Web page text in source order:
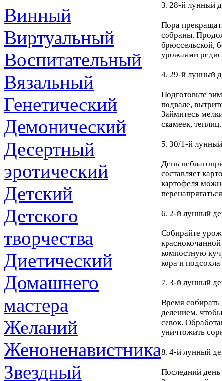
Винный
Виртуальный
Воспитательный
Вязальный
Генетический
Демонический
Десертный
эротический
Детский
Детского
творчества
Диетический
Домашнего
мастера
Желаний
Женоненавистника
Звездный
3. 28-й лунный
Пора
собраны.
брюссельской,
урожаями
4. 29-й лунный
Подготовьте
подвале,
Займитесь
скамеек, теплиц.
5. 30/1-й
День
составляет
картофеля
6. 2-й лунный
Собирайте
компостную
кора и
7. 3-й лунный
Время собирать
делением,
севок.
уничтожить
8. 4-й лунный
Последний день